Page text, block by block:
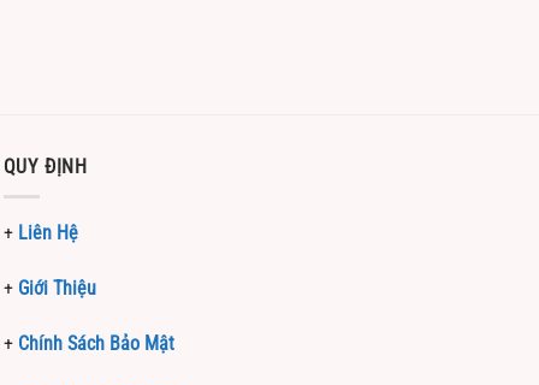
QUY ĐỊNH
+ Liên Hệ
+ Giới Thiệu
+ Chính Sách Bảo Mật